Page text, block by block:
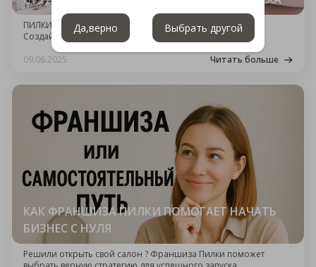
ПИЛКИ: Франшиза, Которая Вдохновляет на Творчество.
Создайте Свою Уникальную Атмосферу Успеха!
09.06.2025
Читать больше
КАК ФРАНШИЗА ПИЛКИ ПОМОГАЕТ НАЧАТЬ
БИЗНЕС С НУЛЯ
Решили открыть свой салон ? Франшиза Пилки поможет
Да,верно Выбрать другой